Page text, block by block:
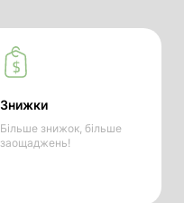
Знижки
Більше знижок, більше
заощаджень!